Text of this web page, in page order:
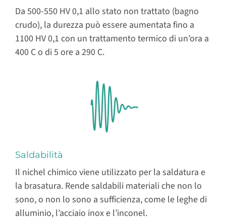
Da 500-550 HV 0,1 allo stato non trattato (bagno
crudo), la durezza può essere aumentata fino a
1100 HV 0,1 con un trattamento termico di un’ora a
400 C o di 5 ore a 290 C.
Saldabilità
Il nichel chimico viene utilizzato per la saldatura e
la brasatura. Rende saldabili materiali che non lo
sono, o non lo sono a sufficienza, come le leghe di
alluminio, l’acciaio inox e l’inconel.